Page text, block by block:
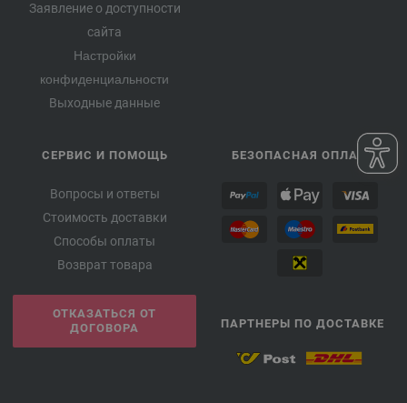
Заявление о доступности
сайта
Настройки
конфиденциальности
Выходные данные
СЕРВИС И ПОМОЩЬ
Вопросы и ответы
Стоимость доставки
Способы оплаты
Возврат товара
ОТКАЗАТЬСЯ ОТ
ДОГОВОРА
БЕЗОПАСНАЯ ОПЛАТА
ПАРТНЕРЫ ПО ДОСТАВКЕ